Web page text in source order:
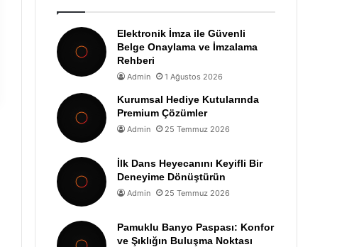
Elektronik İmza ile Güvenli
Belge Onaylama ve İmzalama
Rehberi
Admin 1 Ağustos 2026
Kurumsal Hediye Kutularında
Premium Çözümler
Admin 25 Temmuz 2026
İlk Dans Heyecanını Keyifli Bir
Deneyime Dönüştürün
Admin 25 Temmuz 2026
Pamuklu Banyo Paspası: Konfor
ve Şıklığın Buluşma Noktası